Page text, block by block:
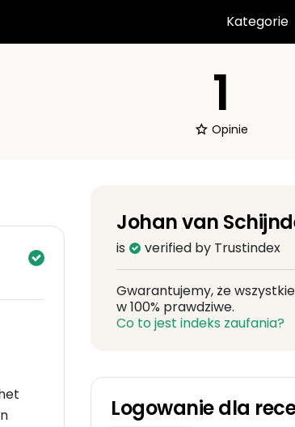
Kategorie
1
Opinie
Johan van
is verified by Trustindex
Gwarantujemy, że
w 100% prawdziwe.
Co to jest indeks zaufania?
Logowanie dla